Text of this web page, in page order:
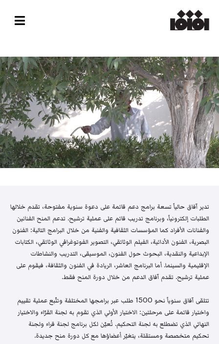
تدير آفاق حالياً تسعة برامج دعم قائمة على دعوة سنوية مفتوحة، تقدم خلالها
الطلبات إلكترونياً، وبرنامج تدريب قائم على عملية ترشيح. تدعم المنح الفنانين
والفنانات الأفراد كما المؤسسات الثقافية والفنية من خلال البرامج التالية: الفنون
البصرية، الفنون الأدائية، الفيلم الوثائقي، التصوير الفوتوغرافي الوثائقي، الكتابات
الإبداعية والنقدية، البحوث حول الفنون، الموسيقى، التدريب والنشاطات
الإقليمية والسينما. أما البرنامج العاشر، الريادة في الفنون والثقافة، فيقوم على
عملية ترشيح. تقدم آفاق الدعم من خلال دورة المنح فقط.
تتلقى آفاق سنوياً نحو 1500 طلب عبر برامجها المختلفة وتتّبع عملية تقييم
واختيار قائمة على مرحلتين: الاختيار الأولي الذي تقوم به لجنة القرّاء والاختيار
النهائي الذي تضطلع به لجنة التحكيم. تُعيّن لكل برنامج لجنة قراء ولجنة
تحكيم متخصصة ومستقلة، يتغيّر أعضاؤها مع كل دورة منح جديدة.